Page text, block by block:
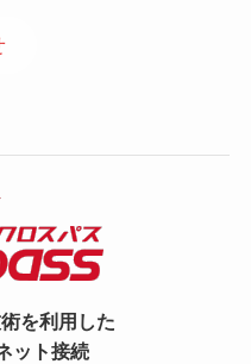
を利用した
ット接続